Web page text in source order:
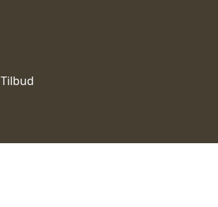
Tilbud